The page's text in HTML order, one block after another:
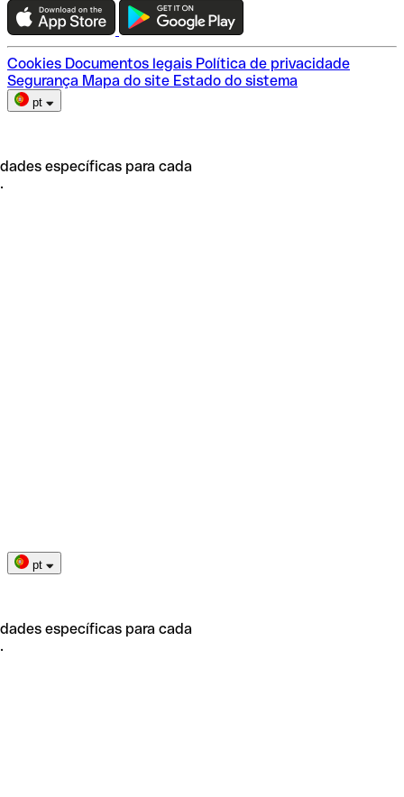
Escolha do plano
Cookies Documentos legais Política de privacidade
Segurança Mapa do site Estado do sistema
pt
específicas para cada
pt
específicas para cada